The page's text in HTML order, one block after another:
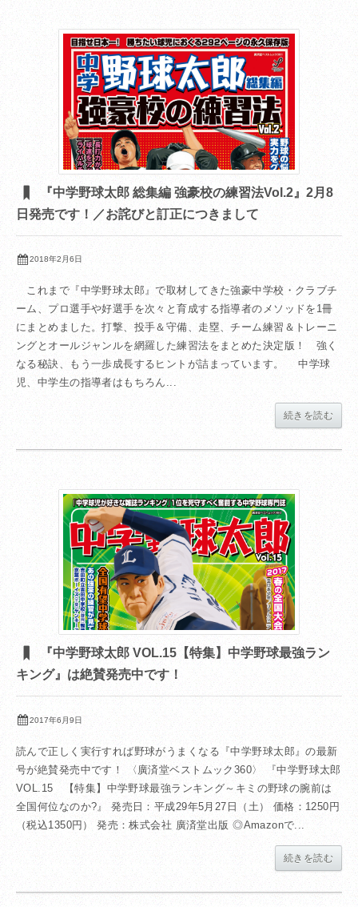
『中学野球太郎 総集編 強豪校の練習法Vol.2』2月8
日発売です！／お詫びと訂正につきまして
2018年2月6日
これまで『中学野球太郎』で取材してきた強豪中学校・クラブチ
ーム、プロ選手や好選手を次々と育成する指導者のメソッドを1冊
にまとめました。打撃、投手＆守備、走塁、チーム練習＆トレーニ
ングとオールジャンルを網羅した練習法をまとめた決定版！ 強く
なる秘訣、もう一歩成長するヒントが詰まっています。 中学球
児、中学生の指導者はもちろん...
続きを読む
『中学野球太郎 VOL.15【特集】中学野球最強ラン
キング』は絶賛発売中です！
2017年6月9日
読んで正しく実行すれば野球がうまくなる『中学野球太郎』の最新
号が絶賛発売中です！ 〈廣済堂ベストムック360〉 『中学野球太郎
VOL.15 【特集】中学野球最強ランキング～キミの野球の腕前は
全国何位なのか?』 発売日：平成29年5月27日（土） 価格：1250円
（税込1350円） 発売：株式会社 廣済堂出版 ◎Amazonで...
続きを読む